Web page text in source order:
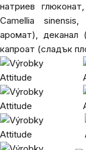
натриев
Camellia
аромат), деканал
капроат (сладък